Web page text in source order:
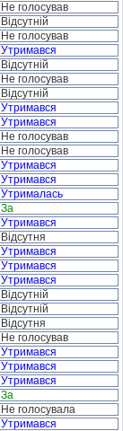
Не голосував
Відсутній
Не голосував
Утримався
Відсутній
Не голосував
Відсутній
Утримався
Утримався
Не голосував
Не голосував
Утримався
Утримався
Утрималась
За
Утримався
Відсутня
Утримався
Утримався
Утримався
Відсутній
Відсутній
Відсутня
Не голосував
Утримався
Утримався
Утримався
За
Не голосувала
Утримався